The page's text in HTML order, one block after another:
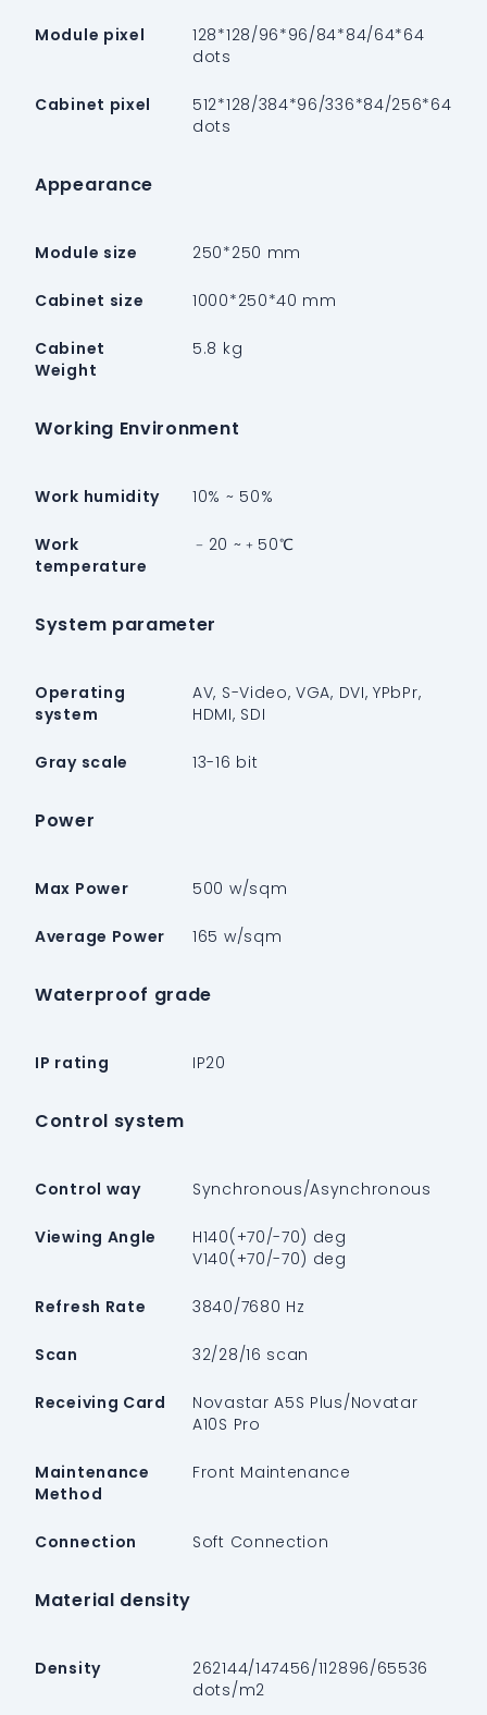
Module pixel
128*128/96*96/84*84/64*64
dots
Cabinet pixel
512*128/384*96/336*84/256*64
dots
Appearance
Module size 250*250 mm
Cabinet size 1000*250*40 mm
Cabinet
Weight
5.8 kg
Working Environment
Work humidity 10% ~ 50%
Work
temperature
﹣20 ~﹢50℃
System parameter
Operating
system
AV, S-Video, VGA, DVI, YPbPr,
HDMI, SDI
Gray scale 13-16 bit
Power
Max Power 500 w/sqm
Average Power 165 w/sqm
Waterproof grade
IP rating IP20
Control system
Control way Synchronous/Asynchronous
Viewing Angle
H140(+70/-70) deg
V140(+70/-70) deg
Refresh Rate 3840/7680 Hz
Scan 32/28/16 scan
Receiving Card
Novastar A5S Plus/Novatar
A10S Pro
Maintenance
Method
Front Maintenance
Connection Soft Connection
Material density
Density
262144/147456/112896/65536
dots/m2